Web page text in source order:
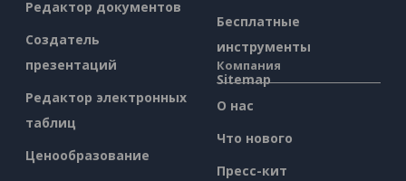
Редактор документов
Создатель
презентаций
Редактор электронных
таблиц
Ценообразование
Бесплатные
инструменты
Sitemap
Компания
О нас
Что нового
Пресс-кит